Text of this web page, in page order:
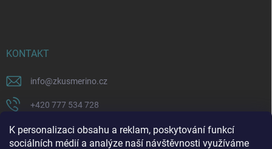
K personalizaci obsahu a reklam, poskytování funkcí
sociálních médií a analýze naší návštěvnosti využíváme
KONTAKT
info@zkusmerino.cz
+420 777 534 728
https://www.facebook.com/zkusmerino/